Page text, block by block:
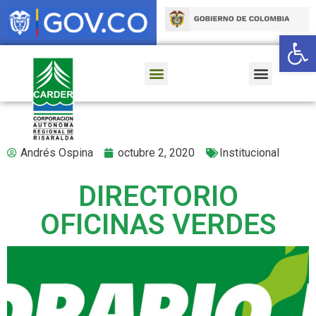
Andrés Ospina octubre 2, 2020 Institucional
DIRECTORIO
OFICINAS VERDES